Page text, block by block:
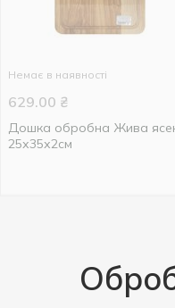
Немає в наявності
629.00 ₴
Дошка обробна Жива
25х35х2см